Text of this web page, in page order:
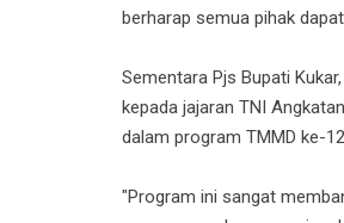
berharap semua pihak
Sementara Pjs Bupati
kepada jajaran TNI
dalam program TMMD ke-
"Program ini sangat